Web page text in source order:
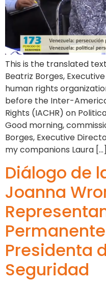
This is the translated
Beatriz Borges,
human rights
before the Inter-
Rights (IACHR) on
Good morning,
Borges, Executive
my companions Laura […]
Diálogo de
Joanna
Presidenta
Seguridad